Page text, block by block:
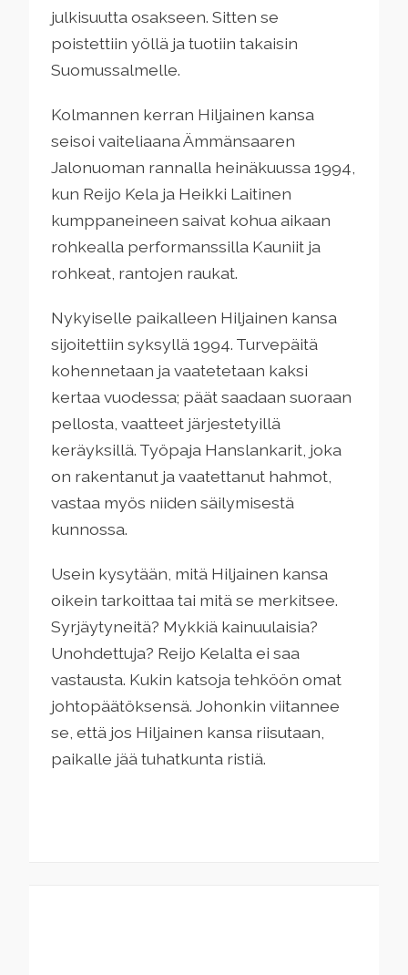
julkisuutta osakseen. Sitten se
poistettiin yöllä ja tuotiin takaisin
Suomussalmelle.
Kolmannen kerran Hiljainen kansa
seisoi vaiteliaana Ämmänsaaren
Jalonuoman rannalla heinäkuussa 1994,
kun Reijo Kela ja Heikki Laitinen
kumppaneineen saivat kohua aikaan
rohkealla performanssilla Kauniit ja
rohkeat, rantojen raukat.
Nykyiselle paikalleen Hiljainen kansa
sijoitettiin syksyllä 1994. Turvepäitä
kohennetaan ja vaatetetaan kaksi
kertaa vuodessa; päät saadaan suoraan
pellosta, vaatteet järjestetyillä
keräyksillä. Työpaja Hanslankarit, joka
on rakentanut ja vaatettanut hahmot,
vastaa myös niiden säilymisestä
kunnossa.
Usein kysytään, mitä Hiljainen kansa
oikein tarkoittaa tai mitä se merkitsee.
Syrjäytyneitä? Mykkiä kainuulaisia?
Unohdettuja? Reijo Kelalta ei saa
vastausta. Kukin katsoja tehköön omat
johtopäätöksensä. Johonkin viitannee
se, että jos Hiljainen kansa riisutaan,
paikalle jää tuhatkunta ristiä.